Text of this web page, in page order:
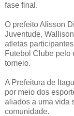
fase final.
O prefeito Alisson
Juventude,
atletas
Futebol Clube pelo
torneio.
A Prefeitura de
por meio dos
aliados a uma vida
comunidade.